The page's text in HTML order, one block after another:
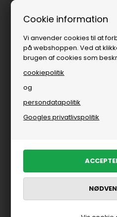
Cookie information
Vi anvender cookies til at
på webshoppen. Ved at
brugen af cookies som
cookiepolitik
og
persondatapolitik
Googles privatlivspolitik